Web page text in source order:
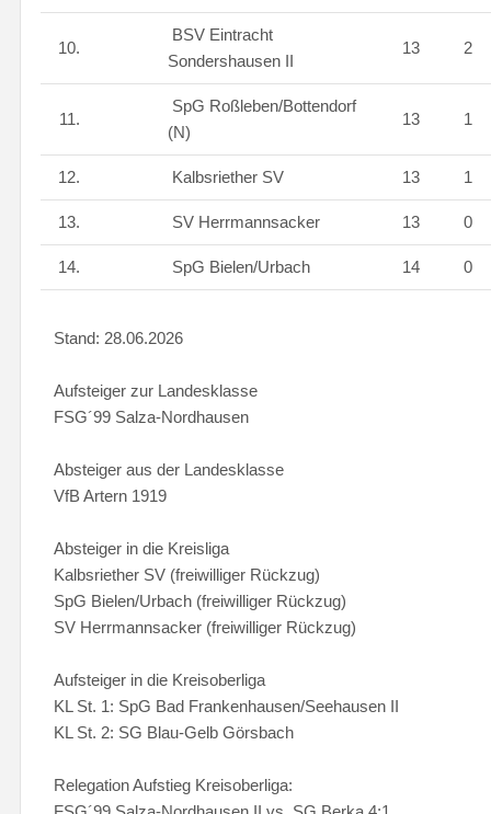
10.
BSV Eintracht
Sondershausen II
13 2
11.
SpG Roßleben/Bottendorf
(N)
13 1
12. Kalbsriether SV 13 1
13. SV Herrmannsacker 13 0
14. SpG Bielen/Urbach 14 0
Stand: 28.06.2026
Aufsteiger zur Landesklasse
FSG´99 Salza-Nordhausen
Absteiger aus der Landesklasse
VfB Artern 1919
Absteiger in die Kreisliga
Kalbsriether SV (freiwilliger Rückzug)
SpG Bielen/Urbach (freiwilliger Rückzug)
SV Herrmannsacker (freiwilliger Rückzug)
Aufsteiger in die Kreisoberliga
KL St. 1: SpG Bad Frankenhausen/Seehausen II
KL St. 2: SG Blau-Gelb Görsbach
Relegation Aufstieg Kreisoberliga: